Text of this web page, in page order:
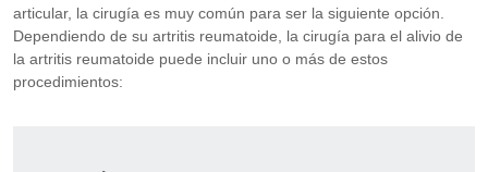
articular, la cirugía es muy común para ser la siguiente opción.
Dependiendo de su artritis reumatoide, la cirugía para el alivio de
la artritis reumatoide puede incluir uno o más de estos
procedimientos: